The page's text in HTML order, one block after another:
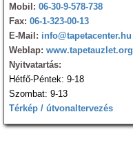
Mobil: 06-30-9-578-738
Fax: 06-1-323-00-13
E-Mail: info@tapetacenter.hu
Weblap: www.tapetauzlet.org
Nyitvatartás:
Hétfő-Péntek: 9-18
Szombat: 9-13
Térkép / útvonaltervezés